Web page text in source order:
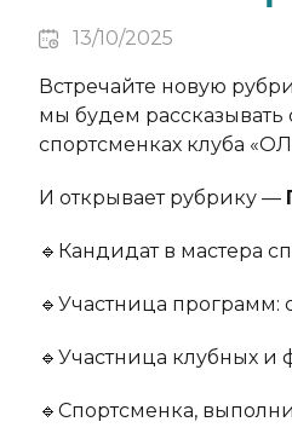
13/10/2025
Встречайте новую
мы будем
спортсменках клуба
И открывает рубрику —
🔹Кандидат в мастера
🔹Участница программ:
🔹Участница клубных
🔹Спортсменка,